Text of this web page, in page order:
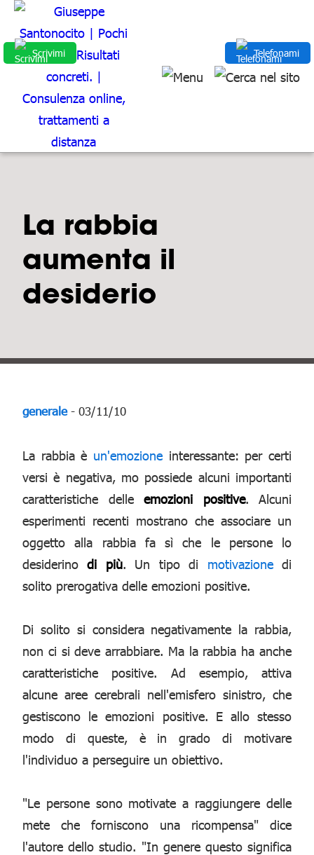
Scrivimi Telefonami
La rabbia
aumenta il
desiderio
generale- 03/11/10
La rabbia è un'emozione interessante: per certi
versi è negativa, mo possiede alcuni importanti
caratteristiche delle emozioni positive. Alcuni
esperimenti recenti mostrano che associare un
oggetto alla rabbia fa sì che le persone lo
desiderinodi più. Un tipo di motivazionedi
solito prerogativa delle emozioni positive.
Di solito si considera negativamente la rabbia,
non ci si deve arrabbiare. Ma la rabbia ha anche
caratteristiche positive. Ad esempio, attiva
alcune aree cerebrali nell'emisfero sinistro, che
gestiscono le emozioni positive. E allo stesso
modo di queste, è in grado di motivare
l'individuo a perseguire un obiettivo.
"Le persone sono motivate a raggiungere delle
mete che forniscono una ricompensa" dice
l'autore dello studio. "In genere questo significa